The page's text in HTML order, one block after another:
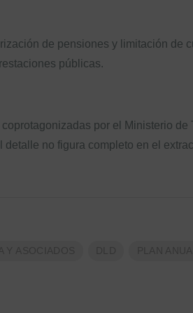
de pensiones y limitación de
públicas.
por el Ministerio
no figura completo en el